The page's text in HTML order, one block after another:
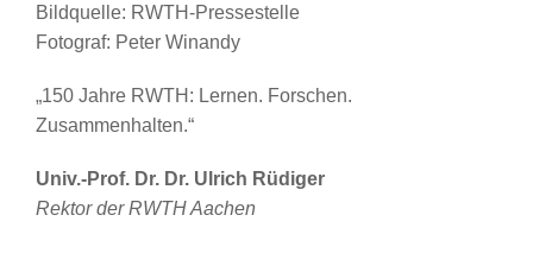
Bildquelle: RWTH-Pressestelle
Fotograf: Peter Winandy
„150 Jahre RWTH: Lernen. Forschen.
Zusammenhalten.“
Univ.-Prof. Dr. Dr. Ulrich Rüdiger
Rektor der RWTH Aachen